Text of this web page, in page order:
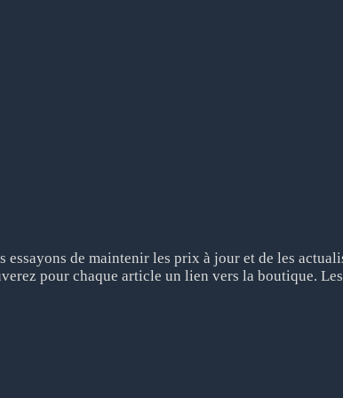
de maintenir les prix à jour et de les
pour chaque article un lien vers la boutique.